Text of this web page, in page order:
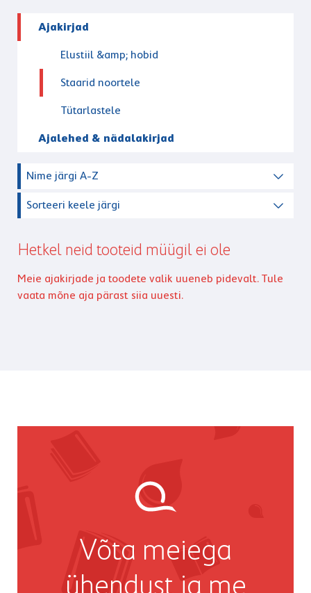
Ajakirjad
Elustiil &amp; hobid
Staarid noortele
Tütarlastele
Ajalehed & nädalakirjad
Nime järgi A-Z
Sorteeri keele järgi
Hetkel neid tooteid müügil ei ole
Meie ajakirjade ja toodete valik uueneb pidevalt. Tule
vaata mõne aja pärast siia uuesti.
Võta meiega
ühendust ja me